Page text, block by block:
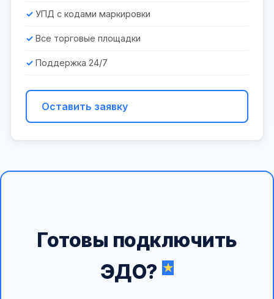
УПД с кодами маркировки
Все торговые площадки
Поддержка 24/7
Оставить заявку
Готовы подключить
ЭДО?